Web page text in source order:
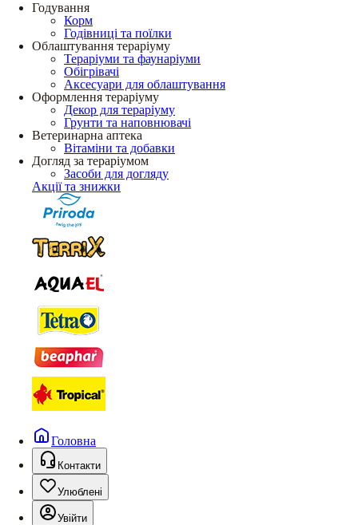
Годування
Корм
Годівниці та поїлки
Облаштування тераріуму
Тераріуми та фаунаріуми
Обігрівачі
Аксесуари для облаштування
Оформлення тераріуму
Декор для тераріуму
Грунти та наповнювачі
Ветеринарна аптека
Вітаміни та добавки
Догляд за тераріумом
Засоби для догляду
Акції та знижки
Головна
Контакти
Улюблені
Увійти